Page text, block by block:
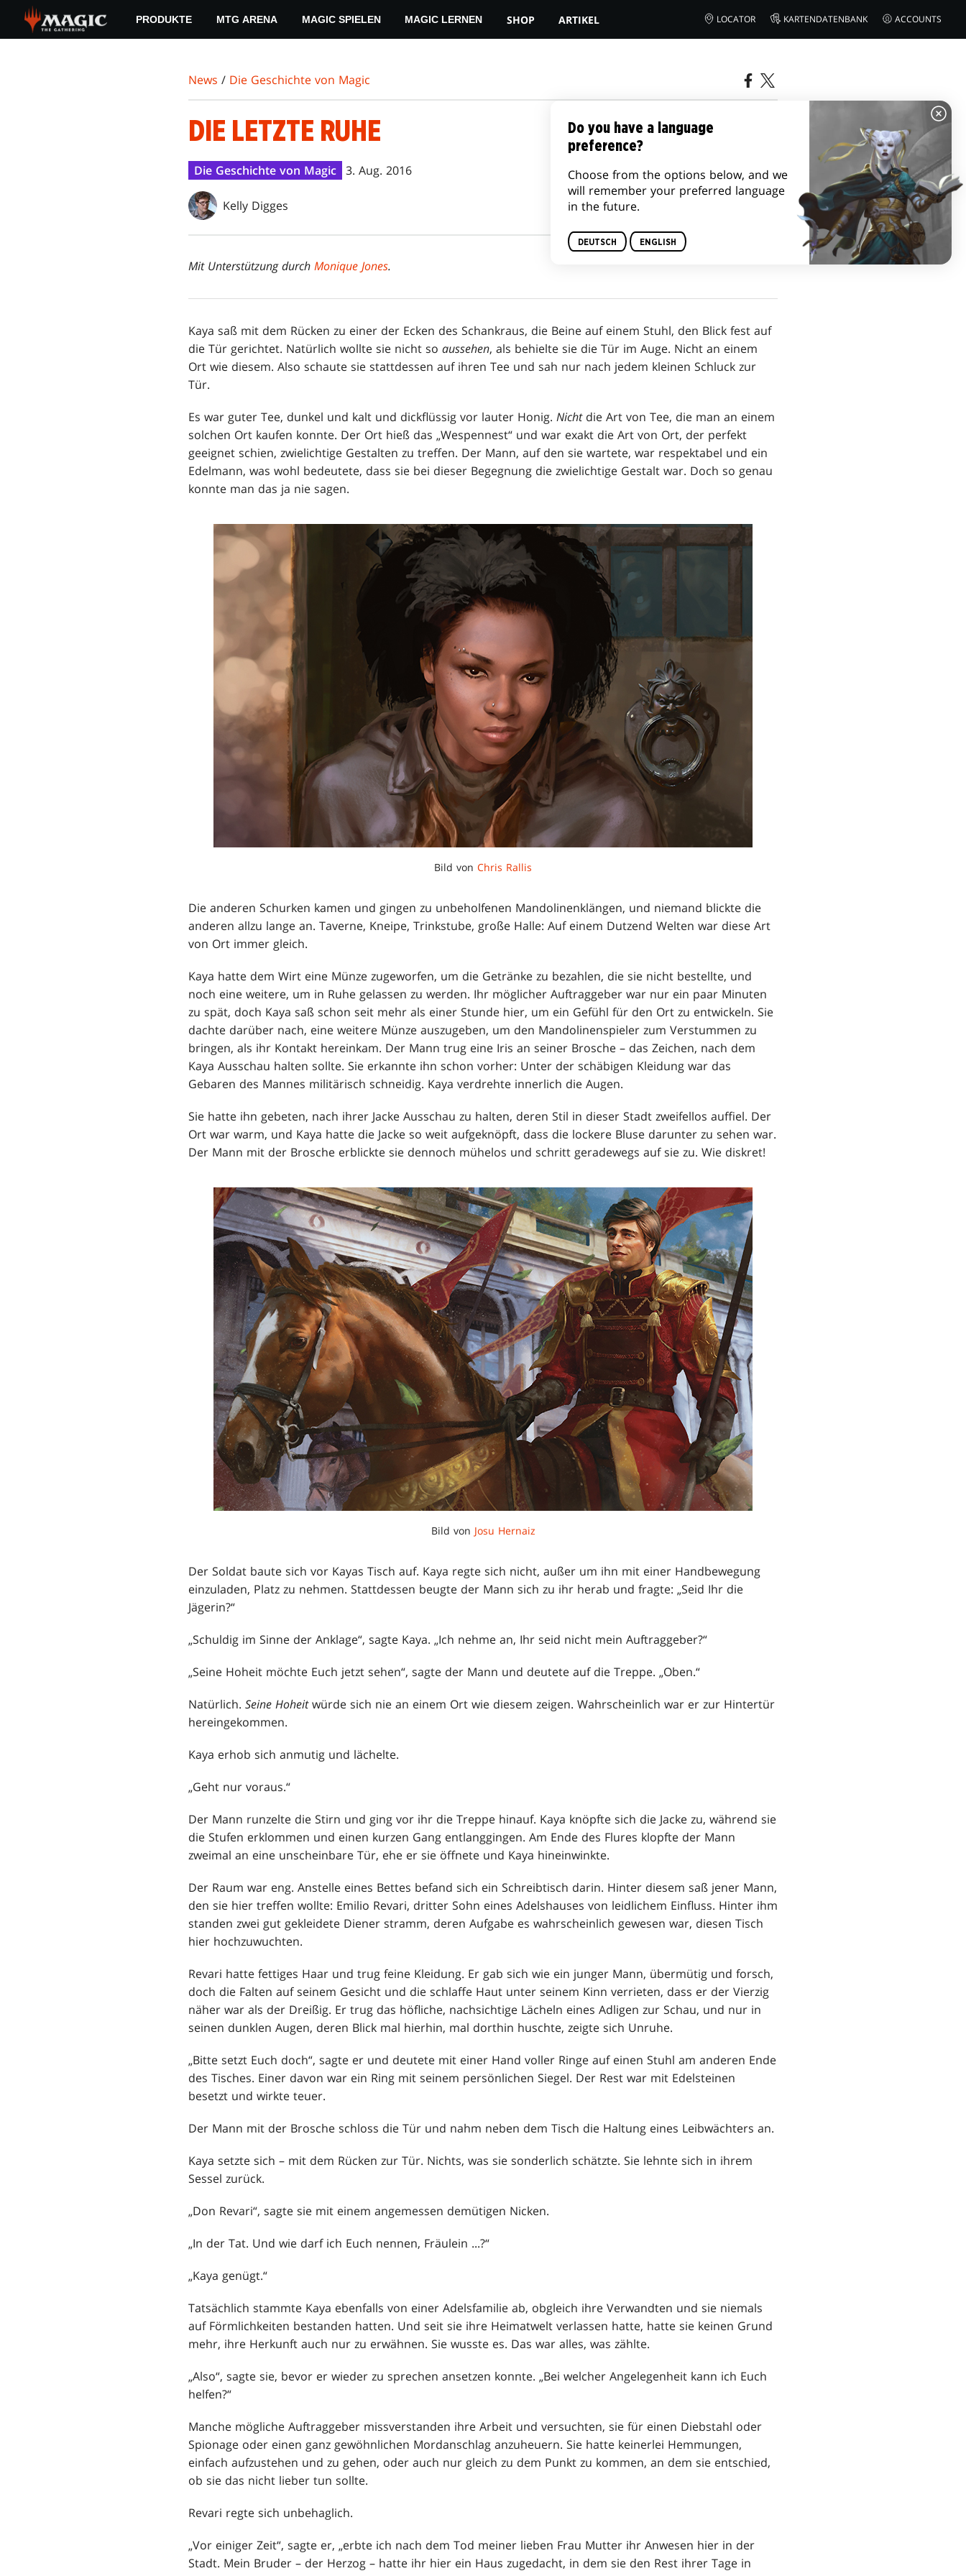
main
PRODUKTE MTG ARENA MAGIC SPIELEN MAGIC LERNEN SHOP ARTIKEL LOCATOR KARTENDATENBANK ACCOUNTS
News / Die Geschichte von Magic
DIE LETZTE RUHE
Die Geschichte von Magic 3. Aug. 2016
Kelly Digges
Mit Unterstützung durch Monique Jones.
Kaya saß mit dem Rücken zu einer der Ecken des Schankraus, die Beine auf einem Stuhl, den Blick fest auf
die Tür gerichtet. Natürlich wollte sie nicht so aussehen, als behielte sie die Tür im Auge. Nicht an einem
Ort wie diesem. Also schaute sie stattdessen auf ihren Tee und sah nur nach jedem kleinen Schluck zur
Tür.
Es war guter Tee, dunkel und kalt und dickflüssig vor lauter Honig. Nichtdie Art von Tee, die man an einem
solchen Ort kaufen konnte. Der Ort hieß das „Wespennest“ und war exakt die Art von Ort, der perfekt
geeignet schien, zwielichtige Gestalten zu treffen. Der Mann, auf den sie wartete, war respektabel und ein
Edelmann, was wohl bedeutete, dass sie bei dieser Begegnung die zwielichtige Gestalt war. Doch so genau
konnte man das ja nie sagen.
Bild von Chris Rallis
Die anderen Schurken kamen und gingen zu unbeholfenen Mandolinenklängen, und niemand blickte die
anderen allzu lange an. Taverne, Kneipe, Trinkstube, große Halle: Auf einem Dutzend Welten war diese Art
von Ort immer gleich.
Kaya hatte dem Wirt eine Münze zugeworfen, um die Getränke zu bezahlen, die sie nicht bestellte, und
noch eine weitere, um in Ruhe gelassen zu werden. Ihr möglicher Auftraggeber war nur ein paar Minuten
zu spät, doch Kaya saß schon seit mehr als einer Stunde hier, um ein Gefühl für den Ort zu entwickeln. Sie
dachte darüber nach, eine weitere Münze auszugeben, um den Mandolinenspieler zum Verstummen zu
bringen, als ihr Kontakt hereinkam. Der Mann trug eine Iris an seiner Brosche – das Zeichen, nach dem
Kaya Ausschau halten sollte. Sie erkannte ihn schon vorher: Unter der schäbigen Kleidung war das
Gebaren des Mannes militärisch schneidig. Kaya verdrehte innerlich die Augen.
Sie hatte ihn gebeten, nach ihrer Jacke Ausschau zu halten, deren Stil in dieser Stadt zweifellos auffiel. Der
Ort war warm, und Kaya hatte die Jacke so weit aufgeknöpft, dass die lockere Bluse darunter zu sehen war.
Der Mann mit der Brosche erblickte sie dennoch mühelos und schritt geradewegs auf sie zu. Wie diskret!
Bild von Josu Hernaiz
Der Soldat baute sich vor Kayas Tisch auf. Kaya regte sich nicht, außer um ihn mit einer Handbewegung
einzuladen, Platz zu nehmen. Stattdessen beugte der Mann sich zu ihr herab und fragte: „Seid Ihr die
Jägerin?“
„Schuldig im Sinne der Anklage“, sagte Kaya. „Ich nehme an, Ihr seid nicht mein Auftraggeber?“
„Seine Hoheit möchte Euch jetzt sehen“, sagte der Mann und deutete auf die Treppe. „Oben.“
Natürlich. Seine Hoheitwürde sich nie an einem Ort wie diesem zeigen. Wahrscheinlich war er zur Hintertür
hereingekommen.
Kaya erhob sich anmutig und lächelte.
„Geht nur voraus.“
Der Mann runzelte die Stirn und ging vor ihr die Treppe hinauf. Kaya knöpfte sich die Jacke zu, während sie
die Stufen erklommen und einen kurzen Gang entlanggingen. Am Ende des Flures klopfte der Mann
zweimal an eine unscheinbare Tür, ehe er sie öffnete und Kaya hineinwinkte.
Der Raum war eng. Anstelle eines Bettes befand sich ein Schreibtisch darin. Hinter diesem saß jener Mann,
den sie hier treffen wollte: Emilio Revari, dritter Sohn eines Adelshauses von leidlichem Einfluss. Hinter ihm
standen zwei gut gekleidete Diener stramm, deren Aufgabe es wahrscheinlich gewesen war, diesen Tisch
hier hochzuwuchten.
Revari hatte fettiges Haar und trug feine Kleidung. Er gab sich wie ein junger Mann, übermütig und forsch,
doch die Falten auf seinem Gesicht und die schlaffe Haut unter seinem Kinn verrieten, dass er der Vierzig
näher war als der Dreißig. Er trug das höfliche, nachsichtige Lächeln eines Adligen zur Schau, und nur in
seinen dunklen Augen, deren Blick mal hierhin, mal dorthin huschte, zeigte sich Unruhe.
„Bitte setzt Euch doch“, sagte er und deutete mit einer Hand voller Ringe auf einen Stuhl am anderen Ende
des Tisches. Einer davon war ein Ring mit seinem persönlichen Siegel. Der Rest war mit Edelsteinen
besetzt und wirkte teuer.
Der Mann mit der Brosche schloss die Tür und nahm neben dem Tisch die Haltung eines Leibwächters an.
Kaya setzte sich – mit dem Rücken zur Tür. Nichts, was sie sonderlich schätzte. Sie lehnte sich in ihrem
Sessel zurück.
„Don Revari“, sagte sie mit einem angemessen demütigen Nicken.
„In der Tat. Und wie darf ich Euch nennen, Fräulein ...?“
„Kaya genügt.“
Tatsächlich stammte Kaya ebenfalls von einer Adelsfamilie ab, obgleich ihre Verwandten und sie niemals
auf Förmlichkeiten bestanden hatten. Und seit sie ihre Heimatwelt verlassen hatte, hatte sie keinen Grund
mehr, ihre Herkunft auch nur zu erwähnen. Sie wusste es. Das war alles, was zählte.
„Also“, sagte sie, bevor er wieder zu sprechen ansetzen konnte. „Bei welcher Angelegenheit kann ich Euch
helfen?“
Manche mögliche Auftraggeber missverstanden ihre Arbeit und versuchten, sie für einen Diebstahl oder
Spionage oder einen ganz gewöhnlichen Mordanschlag anzuheuern. Sie hatte keinerlei Hemmungen,
einfach aufzustehen und zu gehen, oder auch nur gleich zu dem Punkt zu kommen, an dem sie entschied,
ob sie das nicht lieber tun sollte.
Revari regte sich unbehaglich.
„Vor einiger Zeit“, sagte er, „erbte ich nach dem Tod meiner lieben Frau Mutter ihr Anwesen hier in der
Stadt. Mein Bruder – der Herzog – hatte ihr hier ein Haus zugedacht, in dem sie den Rest ihrer Tage in
Do you have a language
preference?
Choose from the options below, and we
will remember your preferred language
in the future.
DEUTSCH ENGLISH